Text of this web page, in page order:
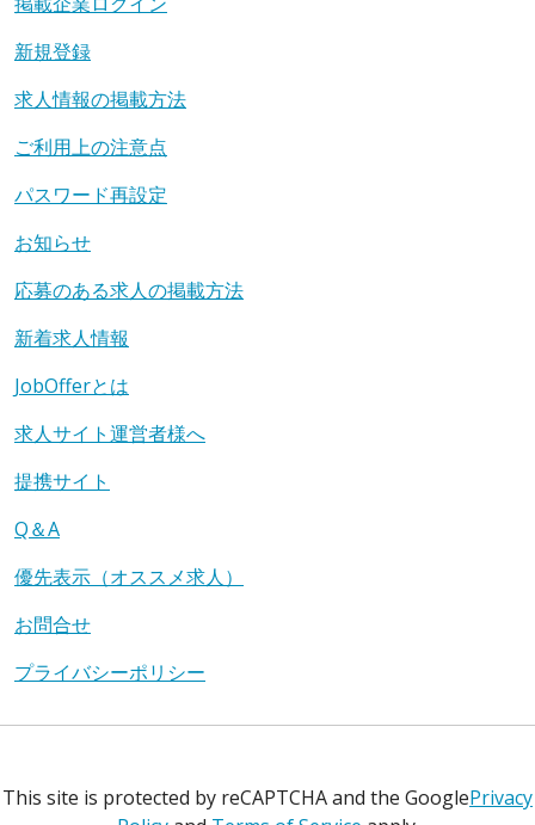
新規登録
求人情報の掲載方法
ご利用上の注意点
パスワード再設定
お知らせ
応募のある求人の掲載方法
新着求人情報
JobOfferとは
求人サイト運営者様へ
提携サイト
Q＆A
優先表示（オススメ求人）
お問合せ
プライバシーポリシー
This site is protected by reCAPTCHA and the GooglePrivacy